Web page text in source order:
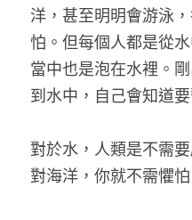
洋，甚至明明會游泳
怕。但每個人都是從
當中也是泡在水裡。
到水中，自己會知道
對於水，人類是不需
對海洋，你就不需懼怕